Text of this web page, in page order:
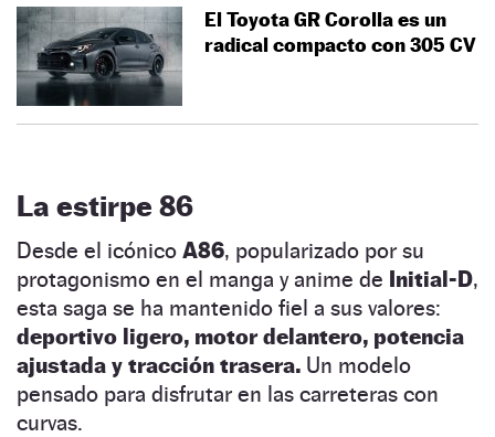
El Toyota GR Corolla es un
radical compacto con 305 CV
La estirpe 86
Desde el icónico A86, popularizado por su
protagonismo en el manga y anime de Initial-D,
esta saga se ha mantenido fiel a sus valores:
deportivo ligero, motor delantero, potencia
ajustada y tracción trasera. Un modelo
pensado para disfrutar en las carreteras con
curvas.